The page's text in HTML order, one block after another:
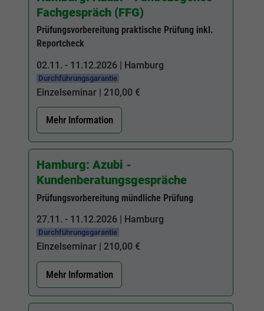
Fachgespräch (FFG)
Prüfungsvorbereitung praktische Prüfung inkl.
Reportcheck
02.11. - 11.12.2026 | Hamburg
Durchführungsgarantie
Einzelseminar | 210,00 €
Mehr Information
Hamburg: Azubi -
Kundenberatungsgespräche
Prüfungsvorbereitung mündliche Prüfung
27.11. - 11.12.2026 | Hamburg
Durchführungsgarantie
Einzelseminar | 210,00 €
Mehr Information